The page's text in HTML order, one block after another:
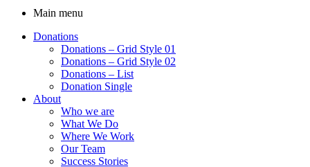
Main menu
Donations
Donations – Grid Style 01
Donations – Grid Style 02
Donations – List
Donation Single
About
Who we are
What We Do
Where We Work
Our Team
Success Stories